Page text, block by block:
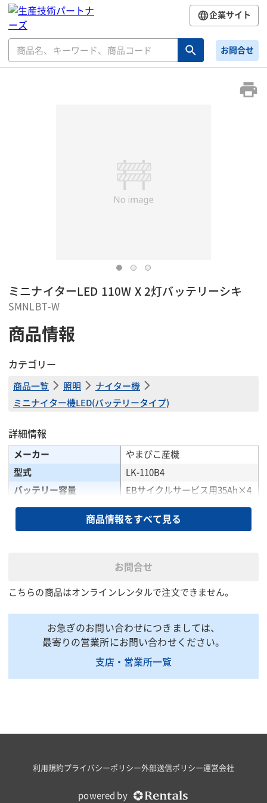
企業サイト
お問合せ
ミニナイターLED 110W X 2灯バッテリーシキ
SMNLBT-W
商品情報
カテゴリー
商品一覧 照明
ナイター機
ミニナイター機LED(バッテリータイプ)
詳細情報
メーカー
やまびこ産機
型式
LK-110B4
バッテリー容量
EBサイクルサービス用35Ah×4
急速充電(75%)3時間/満充電12
時間
最大照明高(mm)
2710
掲載されている仕様は、代表的な機種です。実際に納品されるものとは異なる場合
がございます。詳しい仕様につきましては、最寄の営業所までお問い合わせ下さ
印刷用ページ
商品情報をすべて見る
お問合せ
こちらの商品はオンラインレンタルで注文できません。
お急ぎのお問い合わせにつきましては、
最寄りの営業所にお問い合わせください。
支店・営業所一覧
利用規約プライバシーポリシー外部送信ポリシー運営会社
powered by